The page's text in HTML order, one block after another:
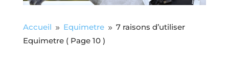
Accueil 9 Equimetre 9 7 raisons d’utiliser
Equimetre( Page 10 )